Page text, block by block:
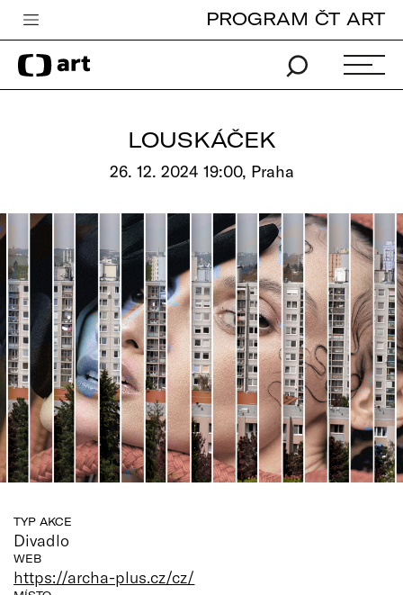
Česká televize
Zpravodajství
Pro děti
edu
Vše o ČT
PROGRAM ČT ART
LOUSKÁČEK
26. 12. 2024 19:00, Praha
TYP AKCE
Divadlo
WEB
https://archa-plus.cz/cz/